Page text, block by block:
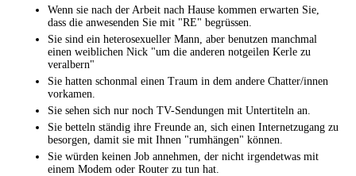
Wenn sie nach der Arbeit nach Hause kommen erwarten Sie,
dass die anwesenden Sie mit "RE" begrüssen.
Sie sind ein heterosexueller Mann, aber benutzen manchmal
einen weiblichen Nick "um die anderen notgeilen Kerle zu
veralbern"
Sie hatten schonmal einen Traum in dem andere Chatter/innen
vorkamen.
Sie sehen sich nur noch TV-Sendungen mit Untertiteln an.
Sie betteln ständig ihre Freunde an, sich einen Internetzugang zu
besorgen, damit sie mit Ihnen "rumhängen" können.
Sie würden keinen Job annehmen, der nicht irgendetwas mit
einem Modem oder Router zu tun hat.